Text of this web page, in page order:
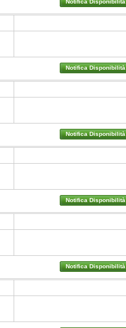
Notifica Disponibilità
Notifica Disponibilità
Notifica Disponibilità
Notifica Disponibilità
Notifica Disponibilità